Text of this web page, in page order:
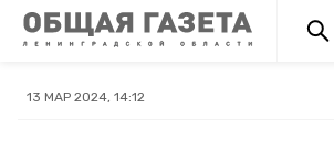
13 МАР 2024, 14:12